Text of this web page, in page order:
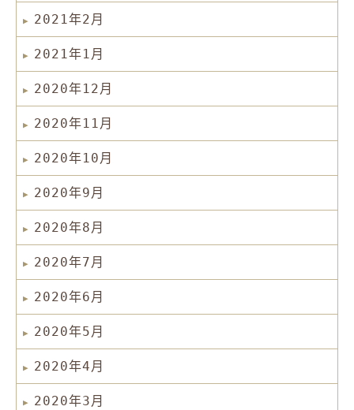
2021年2月
2021年1月
2020年12月
2020年11月
2020年10月
2020年9月
2020年8月
2020年7月
2020年6月
2020年5月
2020年4月
2020年3月